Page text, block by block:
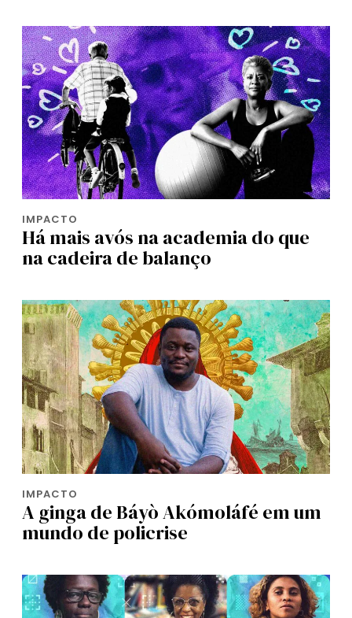
IMPACTO
Há mais avós na academia do que
na cadeira de balanço
IMPACTO
A ginga de Báyò Akómoláfé em um
mundo de policrise